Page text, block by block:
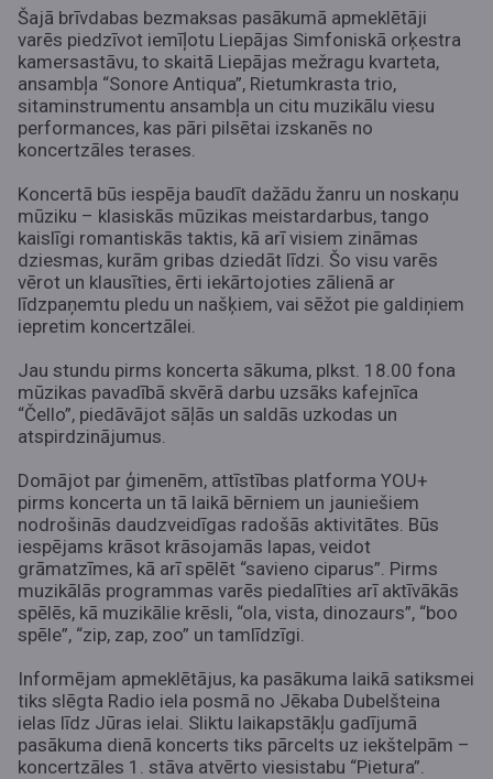
Šajā brīvdabas bezmaksas pasākumā apmeklētāji
varēs piedzīvot iemīļotu Liepājas Simfoniskā orķestra
kamersastāvu, to skaitā Liepājas mežragu kvarteta,
ansambļa “Sonore Antiqua”, Rietumkrasta trio,
sitaminstrumentu ansambļa un citu muzikālu viesu
performances, kas pāri pilsētai izskanēs no
koncertzāles terases.
Koncertā būs iespēja baudīt dažādu žanru un noskaņu
mūziku – klasiskās mūzikas meistardarbus, tango
kaislīgi romantiskās taktis, kā arī visiem zināmas
dziesmas, kurām gribas dziedāt līdzi. Šo visu varēs
vērot un klausīties, ērti iekārtojoties zālienā ar
līdzpaņemtu pledu un našķiem, vai sēžot pie galdiņiem
iepretim koncertzālei.
Jau stundu pirms koncerta sākuma, plkst. 18.00 fona
mūzikas pavadībā skvērā darbu uzsāks kafejnīca
“Čello”, piedāvājot sāļās un saldās uzkodas un
atspirdzinājumus.
Domājot par ģimenēm, attīstības platforma YOU+
pirms koncerta un tā laikā bērniem un jauniešiem
nodrošinās daudzveidīgas radošās aktivitātes. Būs
iespējams krāsot krāsojamās lapas, veidot
grāmatzīmes, kā arī spēlēt “savieno ciparus”. Pirms
muzikālās programmas varēs piedalīties arī aktīvākās
spēlēs, kā muzikālie krēsli, “ola, vista, dinozaurs”, “boo
spēle”, “zip, zap, zoo” un tamlīdzīgi.
Informējam apmeklētājus, ka pasākuma laikā satiksmei
tiks slēgta Radio iela posmā no Jēkaba Dubelšteina
ielas līdz Jūras ielai. Sliktu laikapstākļu gadījumā
pasākuma dienā koncerts tiks pārcelts uz iekštelpām –
koncertzāles 1. stāva atvērto viesistabu “Pietura”.